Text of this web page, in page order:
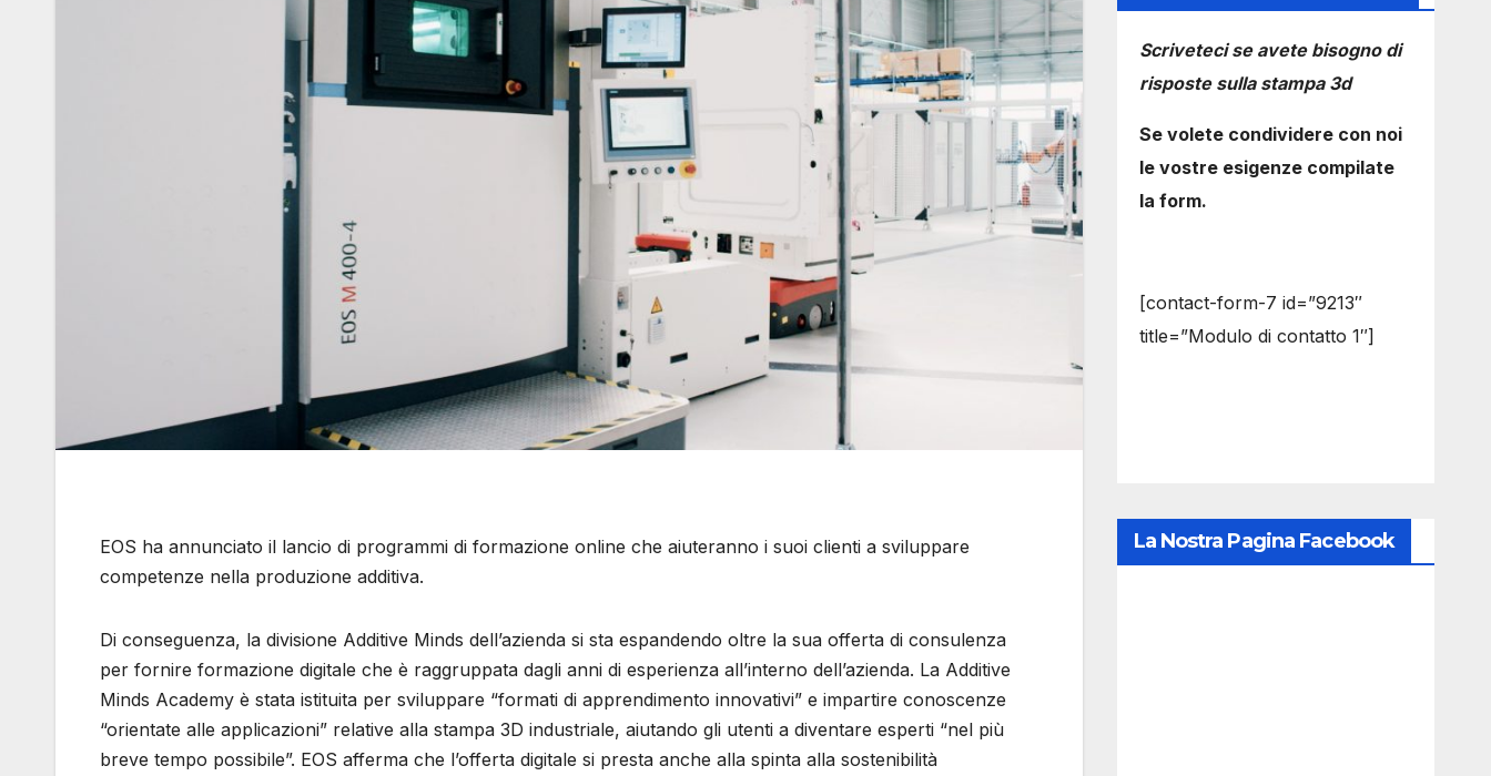
EOS ha annunciato il lancio di programmi di formazione online che aiuteranno i suoi clienti a sviluppare
competenze nella produzione additiva.
Di conseguenza, la divisione Additive Minds dell’azienda si sta espandendo oltre la sua offerta di consulenza
per fornire formazione digitale che è raggruppata dagli anni di esperienza all’interno dell’azienda. La Additive
Minds Academy è stata istituita per sviluppare “formati di apprendimento innovativi” e impartire conoscenze
“orientate alle applicazioni” relative alla stampa 3D industriale, aiutando gli utenti a diventare esperti “nel più
breve tempo possibile”. EOS afferma che l’offerta digitale si presta anche alla spinta alla sostenibilità
Scriveteci se avete bisogno di
risposte sulla stampa 3d
Se volete condividere con noi
le vostre esigenze compilate
la form.
[contact-form-7 id=”9213″
title=”Modulo di contatto 1″]
La Nostra Pagina Facebook